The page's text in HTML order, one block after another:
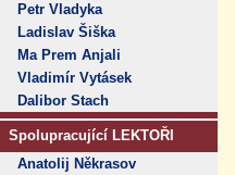
Petr Vladyka
Ladislav Šiška
Ma Prem Anjali
Vladimír Vytásek
Dalibor Stach
Spolupracující LEKTOŘI
Anatolij Někrasov